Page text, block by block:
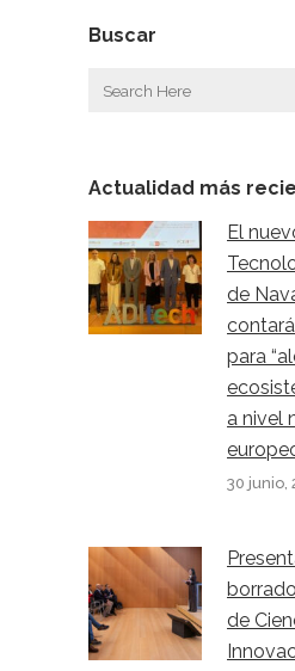
Buscar
Actualidad más
El
de
para
a nivel
30 junio,
de